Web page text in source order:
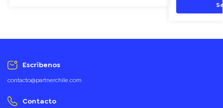
Escríbenos
contacto@partnerchile.com
Contacto